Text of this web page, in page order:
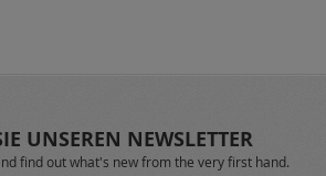
UNSEREN NEWSLETTER
find out what's new from the very first hand.